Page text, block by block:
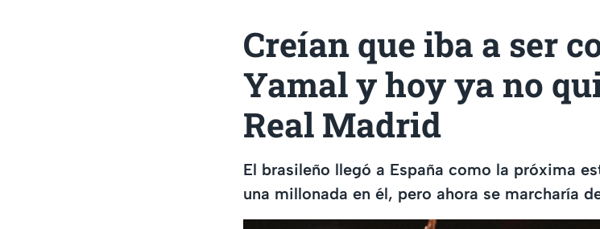
Creían que iba a ser
Yamal y hoy ya no
Real Madrid
El brasileño llegó a España como la próxima
una millonada en él, pero ahora se marcharía